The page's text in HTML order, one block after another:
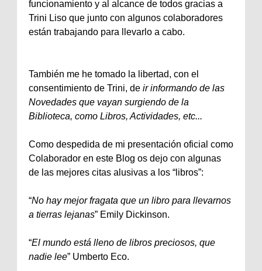
funcionamiento y al alcance de todos gracias a
Trini Liso que junto con algunos colaboradores
están trabajando para llevarlo a cabo.
También me he tomado la libertad, con el
consentimiento de Trini, de ir informando de las
Novedades que vayan surgiendo de la
Biblioteca, como Libros, Actividades, etc...
Como despedida de mi presentación oficial como
Colaborador en este Blog os dejo con algunas
de las mejores citas alusivas a los “libros”:
“No hay mejor fragata que un libro para llevarnos
a tierras lejanas” Emily Dickinson.
“El mundo está lleno de libros preciosos, que
nadie lee” Umberto Eco.